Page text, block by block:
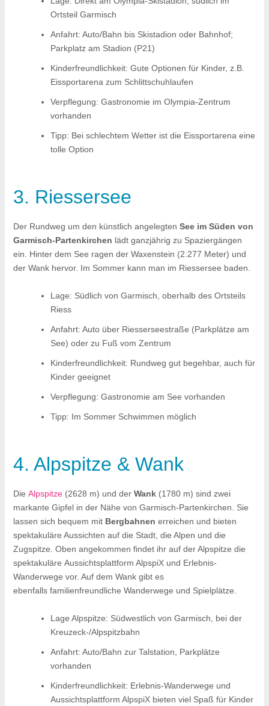
Ortsteil Garmisch
Anfahrt: Auto/Bahn bis Skistadion oder Bahnhof;
Parkplatz am Stadion (P21)
Kinderfreundlichkeit: Gute Optionen für Kinder, z.B.
Eissportarena zum Schlittschuhlaufen
Verpflegung: Gastronomie im Olympia-Zentrum
vorhanden
Tipp: Bei schlechtem Wetter ist die Eissportarena eine
tolle Option
3. Riessersee
Der Rundweg um den künstlich angelegten See im Süden von
Garmisch-Partenkirchen lädt ganzjährig zu Spaziergängen
ein. Hinter dem See ragen der Waxenstein (2.277 Meter) und
der Wank hervor. Im Sommer kann man im Riessersee baden.
Lage: Südlich von Garmisch, oberhalb des Ortsteils
Riess
Anfahrt: Auto über Riesserseestraße (Parkplätze am
See) oder zu Fuß vom Zentrum
Kinderfreundlichkeit: Rundweg gut begehbar, auch für
Kinder geeignet
Verpflegung: Gastronomie am See vorhanden
Tipp: Im Sommer Schwimmen möglich
4. Alpspitze & Wank
Die Alpspitze (2628 m) und der Wank(1780 m) sind zwei
markante Gipfel in der Nähe von Garmisch-Partenkirchen. Sie
lassen sich bequem mit Bergbahnen erreichen und bieten
spektakuläre Aussichten auf die Stadt, die Alpen und die
Zugspitze. Oben angekommen findet ihr auf der Alpspitze die
spektakuläre Aussichtsplattform AlpspiX und Erlebnis-
Wanderwege vor. Auf dem Wank gibt es
ebenfalls familienfreundliche Wanderwege und Spielplätze.
Lage Alpspitze: Südwestlich von Garmisch, bei der
Kreuzeck-/Alpspitzbahn
Anfahrt: Auto/Bahn zur Talstation, Parkplätze
vorhanden
Kinderfreundlichkeit: Erlebnis-Wanderwege und
Aussichtsplattform AlpspiX bieten viel Spaß für Kinder